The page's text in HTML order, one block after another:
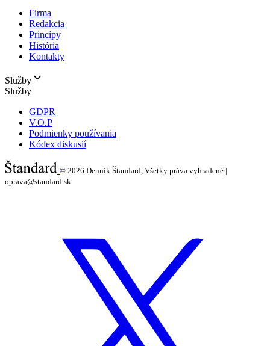
Firma
Redakcia
Princípy
História
Kontakty
Služby
Služby
GDPR
V.O.P
Podmienky používania
Kódex diskusií
© 2026 Denník Štandard, Všetky práva vyhradené |
oprava@standard.sk